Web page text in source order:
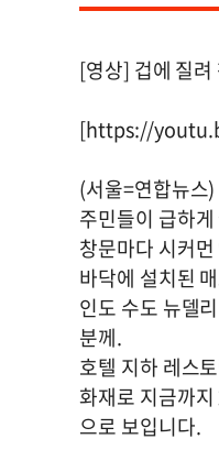
[영상] 겁에 질
[https://
(서울=연합뉴스
주민들이 급하
창문마다 시커
바닥에 설치된
인도 수도 뉴델
분께.
호텔 지하 레스
화재로 지금까
으로 보입니다.